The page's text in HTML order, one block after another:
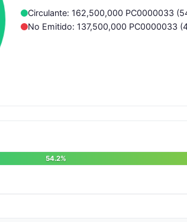
Circulante: 162,500,000 PC0000033
No Emitido: 137,500,000 PC0000033
54.2%